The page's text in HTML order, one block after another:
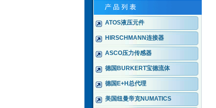
ATOS液压元件
HIRSCHMANN连接器
ASCO压力传感器
德国BURKERT宝德流体
德国E+H总代理
美国纽曼帝克NUMATICS